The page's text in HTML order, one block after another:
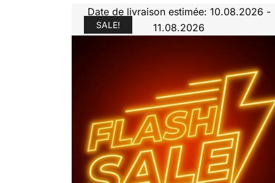
Date de livraison estimée: 10.08.2026 -
11.08.2026
SALE!